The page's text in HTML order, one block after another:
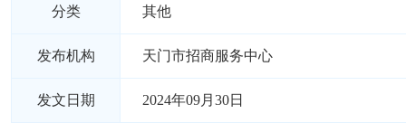
分类 其他
发布机构 天门市招商服务中心
发文日期 2024年09月30日